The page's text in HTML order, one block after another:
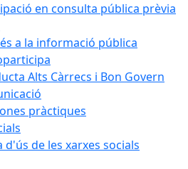
en consulta pública prèvia
a la informació pública
Alts Càrrecs i Bon Govern
pràctiques
d'ús de les xarxes socials